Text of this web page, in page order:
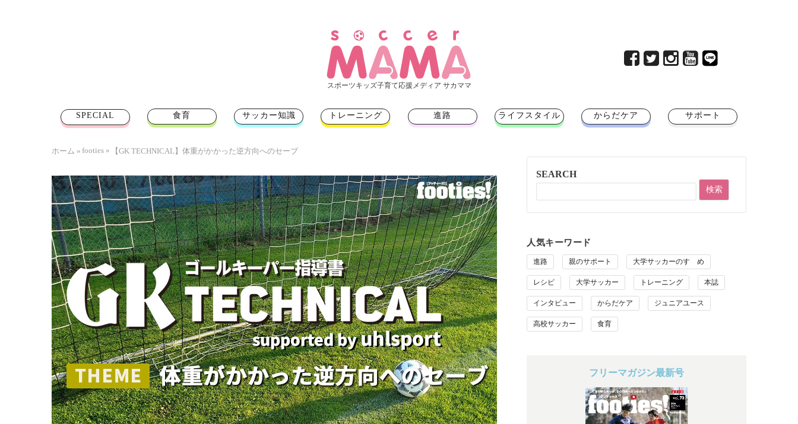
スポーツキッズ子育て応援メディア サカママ
SPECIAL 食育 サッカー知識 トレーニング 進路 ライフスタイル からだケア サポート
ホーム » footies » 【GK TECHNICAL】体重がかかった逆方向へのセーブ
SEARCH
人気キーワード
進路 親のサポート 大学サッカーのすゝめ
レシピ 大学サッカー トレーニング 本誌
インタビュー からだケア ジュニアユース
高校サッカー 食育
フリーマガジン最新号